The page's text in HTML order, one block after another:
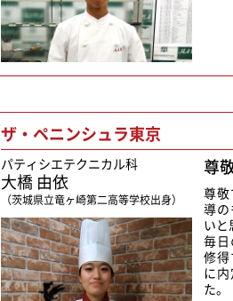
ザ・ペニンシュラ東京
パティシエテクニカル科
大橋 由依
（茨城県立竜ヶ崎第二高等学校出身）
尊
尊
導
いと
毎
修
に
た。